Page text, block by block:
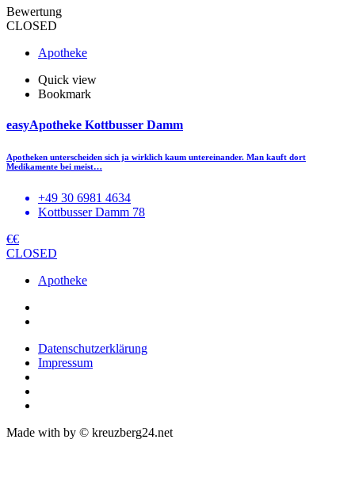
Bewertung
CLOSED
Apotheke
Quick view
Bookmark
easyApotheke Kottbusser Damm
Apotheken unterscheiden sich ja wirklich kaum untereinander. Man kauft dort
Medikamente bei meist…
+49 30 6981 4634
Kottbusser Damm 78
€€
CLOSED
Apotheke
Datenschutzerklärung
Impressum
Made with by © kreuzberg24.net